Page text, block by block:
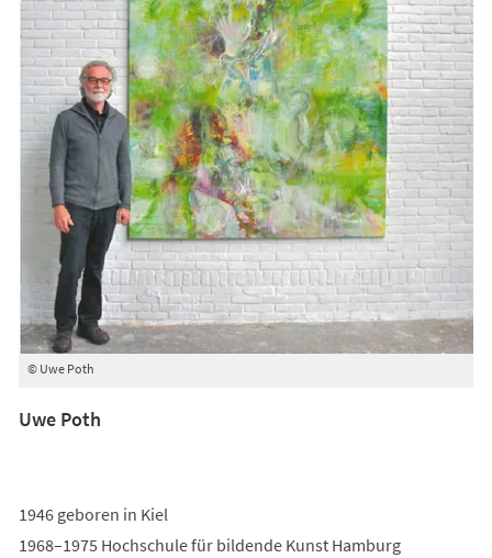
© Uwe Poth
Uwe Poth
1946 geboren in Kiel
1968–1975 Hochschule für bildende Kunst Hamburg